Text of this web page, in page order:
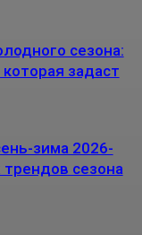
сезона:
задаст
зима 2026-
сезона